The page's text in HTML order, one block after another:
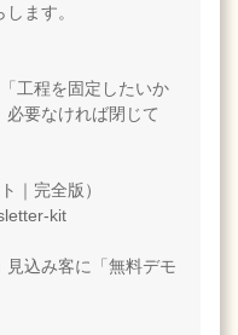
ます。
工程を固定したいか
必要なければ閉じて
｜完全版）
kit
見込み客に「無料デモ